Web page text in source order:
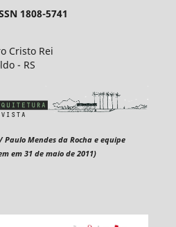
1808-5741
Cristo Rei
- RS
Mendes da Rocha e equipe
em 31 de maio de 2011)